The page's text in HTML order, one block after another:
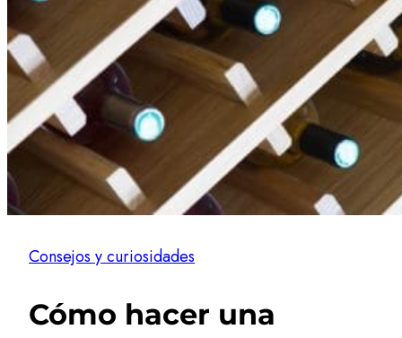
Consejos y curiosidades
Cómo hacer una